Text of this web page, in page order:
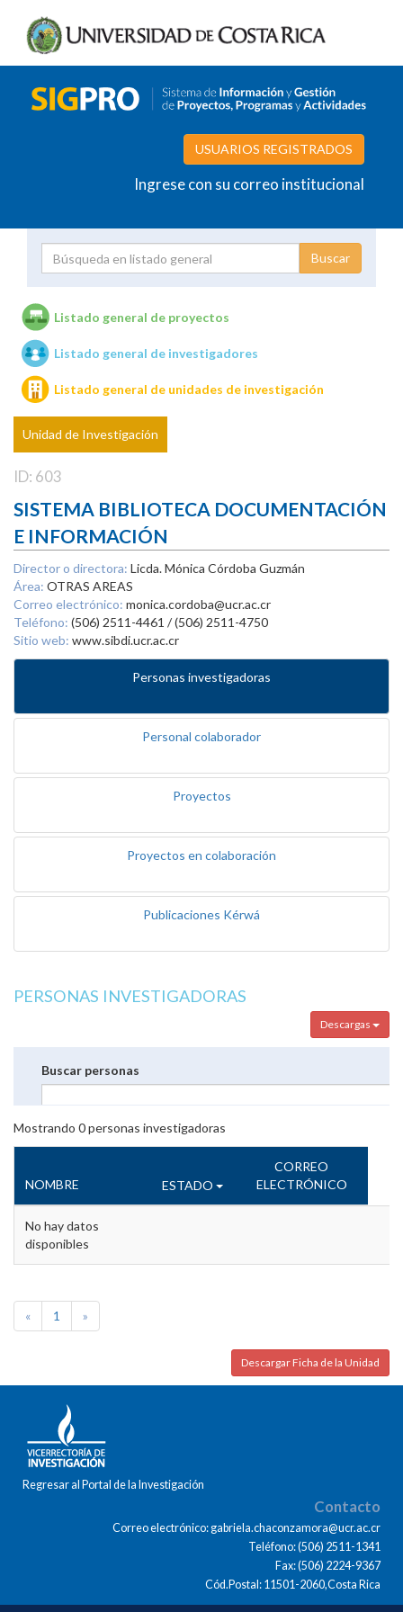
USUARIOS REGISTRADOS
Ingrese con su correo institucional
Unidades de investigación
Listado general de proyectos
Listado general de investigadores
Listado general de unidades de investigación
Unidad de Investigación
ID: 603
SISTEMA BIBLIOTECA DOCUMENTACIÓN
E INFORMACIÓN
Director o directora: Licda. Mónica Córdoba Guzmán
Área: OTRAS AREAS
Correo electrónico: monica.cordoba@ucr.ac.cr
Teléfono: (506) 2511-4461 / (506) 2511-4750
Sitio web: www.sibdi.ucr.ac.cr
Personas investigadoras
Personal colaborador
Proyectos
Proyectos en colaboración
Publicaciones Kérwá
PERSONAS INVESTIGADORAS
Descargas
Buscar personas
Mostrando 0personas investigadoras
NOMBRE ESTADO
CORREO
ELECTRÓNICO
No hay datos
disponibles
« 1 »
Descargar Ficha de la Unidad
Regresar al Portal de la Investigación
Contacto
Correo electrónico: gabriela.chaconzamora@ucr.ac.cr
Teléfono: (506) 2511-1341
Fax: (506) 2224-9367
Cód.Postal: 11501-2060,Costa Rica